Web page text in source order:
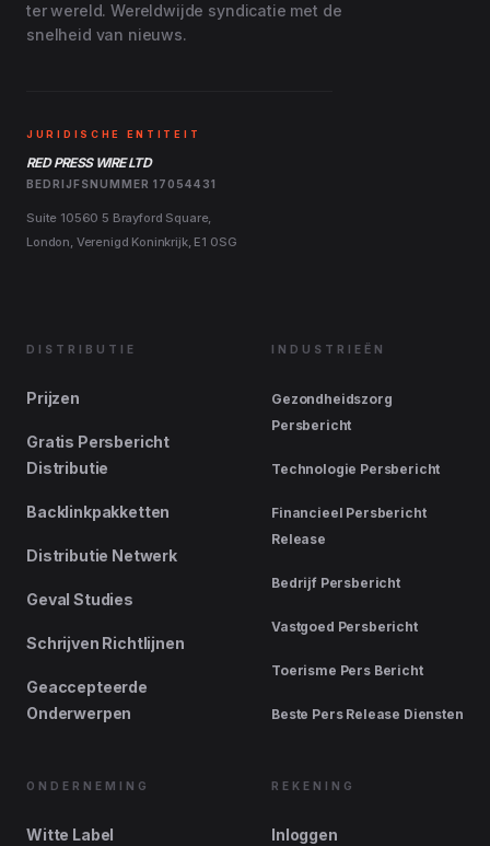
ter wereld. Wereldwijde syndicatie met de
snelheid van nieuws.
JURIDISCHE ENTITEIT
RED PRESS WIRE LTD
BEDRIJFSNUMMER 17054431
Suite 10560 5 Brayford Square,
London, Verenigd Koninkrijk, E1 0SG
DISTRIBUTIE
Prijzen
Gratis Persbericht
Distributie
Backlinkpakketten
Distributie Netwerk
Geval Studies
Schrijven Richtlijnen
Geaccepteerde
Onderwerpen
INDUSTRIEËN
Gezondheidszorg
Persbericht
Technologie Persbericht
Financieel Persbericht
Release
Bedrijf Persbericht
Vastgoed Persbericht
Toerisme Pers Bericht
Beste Pers Release Diensten
ONDERNEMING
Witte Label
REKENING
Inloggen